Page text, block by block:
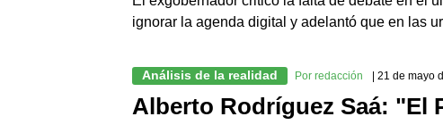
ignorar la agenda digital y adelantó que en las
Análisis de la realidad Por redacción | 21 de mayo
Alberto Rodríguez Saá: "El